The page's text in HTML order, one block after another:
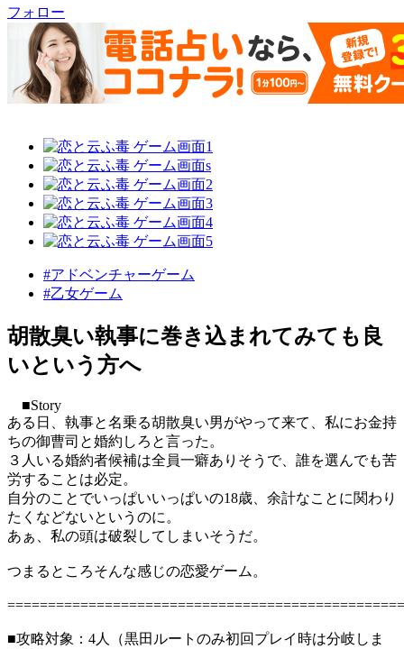
フォロー
#アドベンチャーゲーム
#乙女ゲーム
胡散臭い執事に巻き込まれてみても良
いという方へ
■Story
ある日、執事と名乗る胡散臭い男がやって来て、私にお金持
ちの御曹司と婚約しろと言った。
３人いる婚約者候補は全員一癖ありそうで、誰を選んでも苦
労することは必定。
自分のことでいっぱいいっぱいの18歳、余計なことに関わり
たくなどないというのに。
あぁ、私の頭は破裂してしまいそうだ。
つまるところそんな感じの恋愛ゲーム。
■攻略対象：4人（黒田ルートのみ初回プレイ時は分岐しま